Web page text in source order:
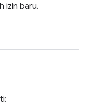
izin baru.